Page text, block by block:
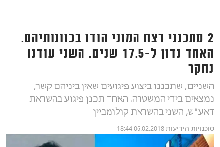
2 מתכנני רצח המוני הודו בכוונותיהם.
האחד נדון ל-17.5 שנים. השני עודנו
נחקר
השניים, שתכננו ביצוע פיגועים שאין ביניהם קשר,
נמצאים בידי המשטרה. האחד תכנן פיגוע בהשראת
דאע"ש, השני בהשראת קולומביין
סוכנויות הידיעות 06.02.2018 18:44